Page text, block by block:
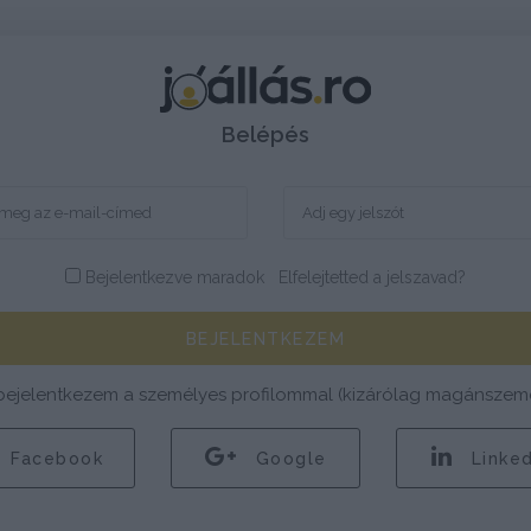
Belépés
Bejelentkezve maradok Elfelejtetted a jelszavad?
BEJELENTKEZEM
a személyes profilommal (kizárólag
Facebook Google